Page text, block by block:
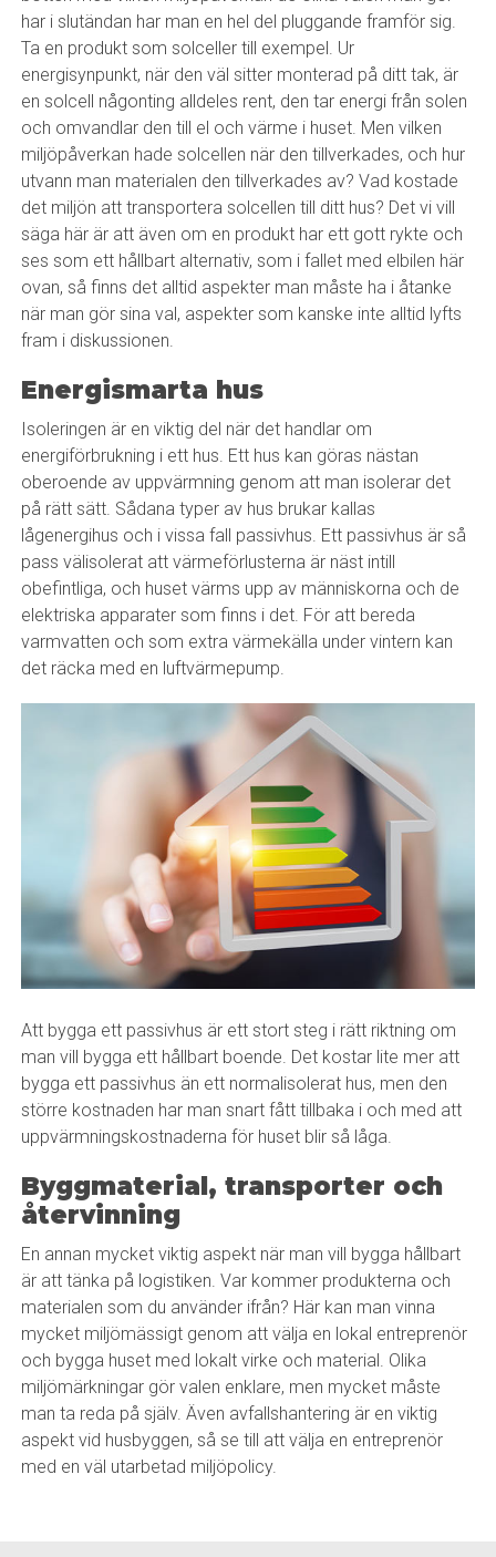
har i slutändan har man en hel del pluggande framför sig.
Ta en produkt som solceller till exempel. Ur
energisynpunkt, när den väl sitter monterad på ditt tak, är
en solcell någonting alldeles rent, den tar energi från solen
och omvandlar den till el och värme i huset. Men vilken
miljöpåverkan hade solcellen när den tillverkades, och hur
utvann man materialen den tillverkades av? Vad kostade
det miljön att transportera solcellen till ditt hus? Det vi vill
säga här är att även om en produkt har ett gott rykte och
ses som ett hållbart alternativ, som i fallet med elbilen här
ovan, så finns det alltid aspekter man måste ha i åtanke
när man gör sina val, aspekter som kanske inte alltid lyfts
fram i diskussionen.
Energismarta hus
Isoleringen är en viktig del när det handlar om
energiförbrukning i ett hus. Ett hus kan göras nästan
oberoende av uppvärmning genom att man isolerar det
på rätt sätt. Sådana typer av hus brukar kallas
lågenergihus och i vissa fall passivhus. Ett passivhus är så
pass välisolerat att värmeförlusterna är näst intill
obefintliga, och huset värms upp av människorna och de
elektriska apparater som finns i det. För att bereda
varmvatten och som extra värmekälla under vintern kan
det räcka med en luftvärmepump.
Att bygga ett passivhus är ett stort steg i rätt riktning om
man vill bygga ett hållbart boende. Det kostar lite mer att
bygga ett passivhus än ett normalisolerat hus, men den
större kostnaden har man snart fått tillbaka i och med att
uppvärmningskostnaderna för huset blir så låga.
Byggmaterial, transporter och
återvinning
En annan mycket viktig aspekt när man vill bygga hållbart
är att tänka på logistiken. Var kommer produkterna och
materialen som du använder ifrån? Här kan man vinna
mycket miljömässigt genom att välja en lokal entreprenör
och bygga huset med lokalt virke och material. Olika
miljömärkningar gör valen enklare, men mycket måste
man ta reda på själv. Även avfallshantering är en viktig
aspekt vid husbyggen, så se till att välja en entreprenör
med en väl utarbetad miljöpolicy.